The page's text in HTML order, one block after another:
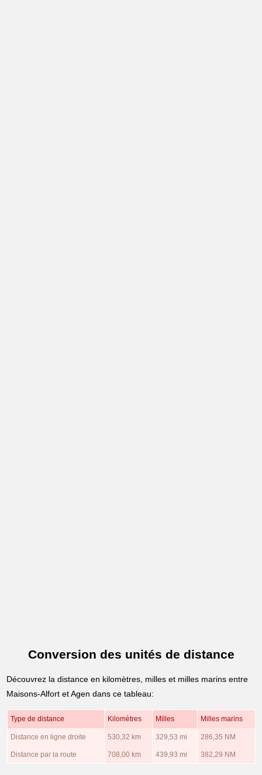
Conversion des unités de distance
Découvrez la distance en kilomètres, milles et milles marins entre
Maisons-Alfort et Agen dans ce tableau:
Type de distance Kilomètres Milles Milles marins
Distance en ligne droite 530,32 km 329,53 mi 286,35 NM
Distance par la route 708,00 km 439,93 mi 382,29 NM